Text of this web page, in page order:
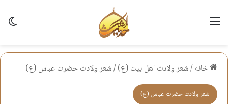
منو
خانه/شعر ولادت اهل بيت (ع)/شعر ولادت حضرت عباس (ع)
شعر ولادت حضرت عباس (ع)